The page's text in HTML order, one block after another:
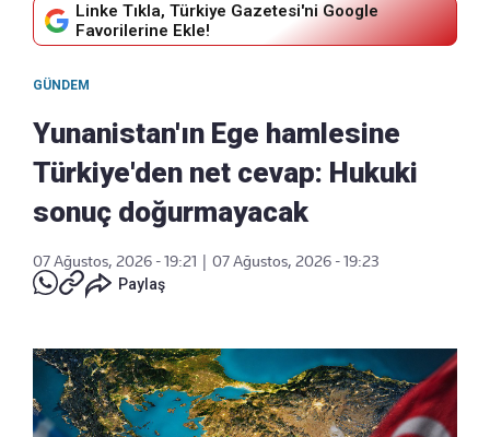
Linke Tıkla, Türkiye Gazetesi'ni Google
Favorilerine Ekle!
GÜNDEM
Yunanistan'ın Ege hamlesine
Türkiye'den net cevap: Hukuki
sonuç doğurmayacak
07 Ağustos, 2026 - 19:21
07 Ağustos, 2026 - 19:23
Paylaş